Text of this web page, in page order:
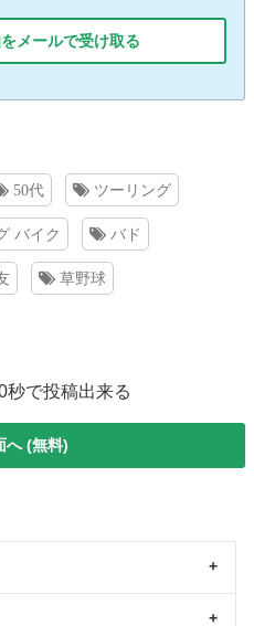
メールで受け取る
50代 ツーリング
バイク バド
草野球
秒で投稿出来る
へ (無料)